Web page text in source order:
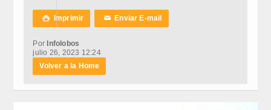
 Imprimir ✉Enviar E-mail
Por Infolobos
julio 26, 2023 12:24
Volver a la Home